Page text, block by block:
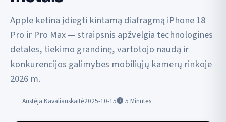
Apple ketina įdiegti kintamą diafragmą iPhone 18
Pro ir Pro Max — straipsnis apžvelgia technologines
detales, tiekimo grandinę, vartotojo naudą ir
konkurencijos galimybes mobiliųjų kamerų rinkoje
2026 m.
Austėja Kavaliauskaitė2025-10-15 5 Minutės